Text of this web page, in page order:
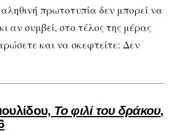
πρωτοτυπία δεν μπορεί να
αν συμβεί, στο τέλος της μέρας
και να σκεφτείτε: Δεν
Το φιλί του δράκου,